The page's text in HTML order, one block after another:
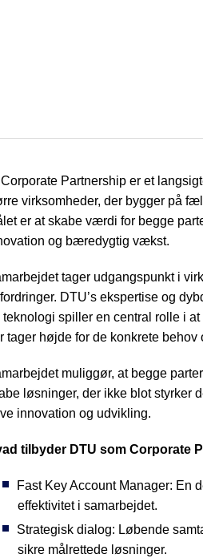
Corporate Partnership er et
virksomheder, der bygger på
er at skabe værdi for begge
og bæredygtig vækst.
tager udgangspunkt i
DTU’s ekspertise og
teknologi spiller en central rolle i
tager højde for de konkrete behov
muliggør, at begge
løsninger, der ikke blot styrker
innovation og udvikling.
tilbyder DTU som Corporate
Fast Key Account Manager: En
effektivitet i samarbejdet.
Strategisk dialog: Løbende
sikre målrettede løsninger.